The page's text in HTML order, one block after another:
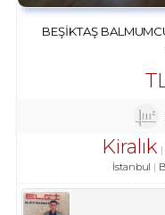
BEŞIKTAŞ
TL
Kiralık
İstanbul